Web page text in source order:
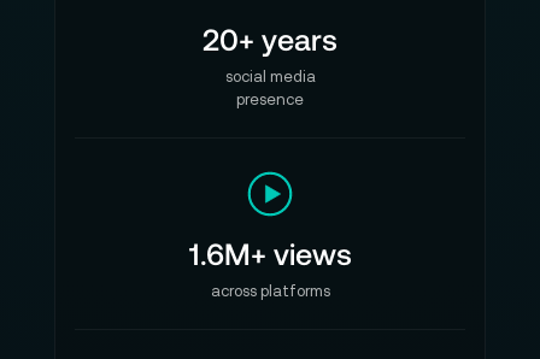
20+ years
social media
presence
1.6M+ views
across platforms